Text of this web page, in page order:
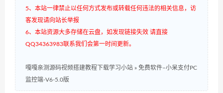
5、本站一律禁止以任何方式发布或转载任何违法的相关信息，访
客发现请向站长举报
6、本站资源大多存储在云盘，如发现链接失效 请直接
QQ34363983联系我们会第一时间更新。
嘎嘎亲测源码视频搭建教程下载学习小站 » 免费软件–小呆支付PC
监控端-V6-5.0版